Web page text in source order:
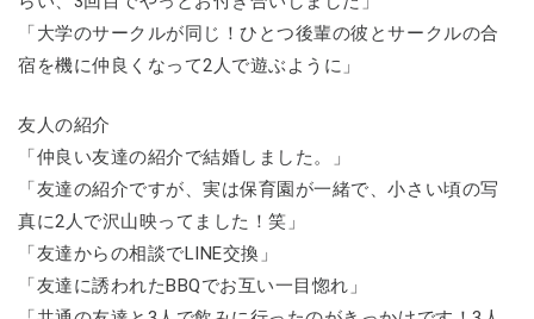
「大学のサークルが同じ！ひとつ後輩の彼とサークルの合
宿を機に仲良くなって2人で遊ぶように」
友人の紹介
「仲良い友達の紹介で結婚しました。」
「友達の紹介ですが、実は保育園が一緒で、小さい頃の写
真に2人で沢山映ってました！笑」
「友達からの相談でLINE交換」
「友達に誘われたBBQでお互い一目惚れ」